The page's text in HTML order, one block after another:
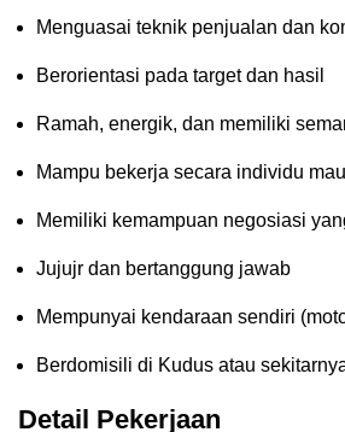
Menguasai teknik penjualan dan
Berorientasi pada target dan hasil
Ramah, energik, dan memiliki
Mampu bekerja secara individu
Memiliki kemampuan negosiasi
Jujujr dan bertanggung jawab
Mempunyai kendaraan sendiri
Berdomisili di Kudus atau
Detail Pekerjaan